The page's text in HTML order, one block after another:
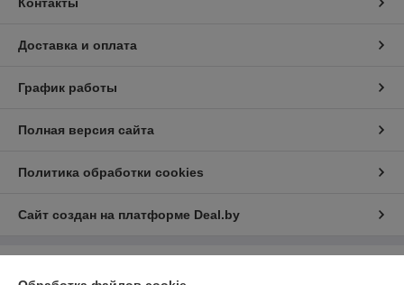
Доставка и оплата
График работы
Полная версия сайта
Политика обработки cookies
Сайт создан на платформе Deal.by